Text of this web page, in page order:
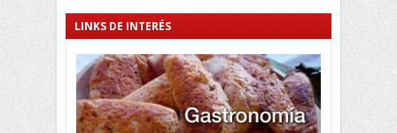
LINKS DE INTERÉS